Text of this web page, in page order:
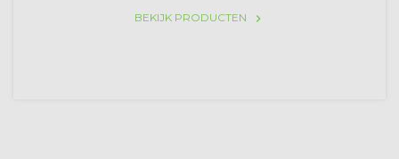
BEKIJK PRODUCTEN keyboard_arrow_right